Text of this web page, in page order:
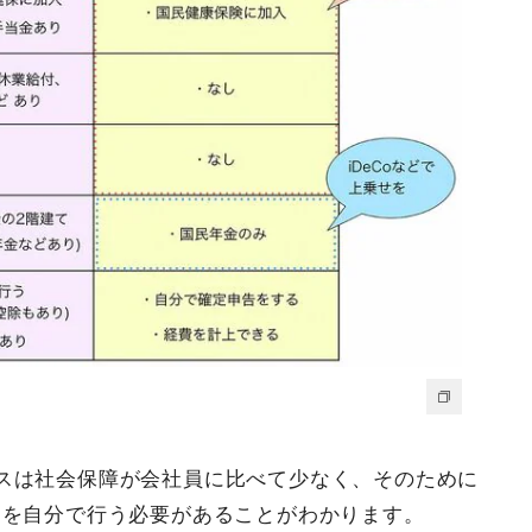
社会保障が会社員に比べて少なく、そのために
自分で行う必要があることがわかります。